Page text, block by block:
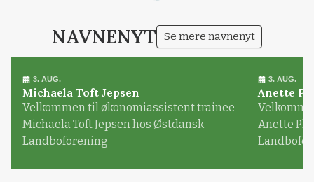
NAVNENYT Se mere navnenyt
3. AUG.
Michaela Toft Jepsen
Velkommen til økonomiassistent trainee
Michaela Toft Jepsen hos Østdansk
Landboforening
3. AUG.
Anette
Anette